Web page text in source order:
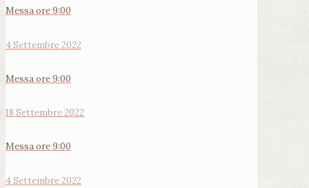
Messa ore 9:00
4 Settembre 2022
Messa ore 9:00
18 Settembre 2022
Messa ore 9:00
4 Settembre 2022